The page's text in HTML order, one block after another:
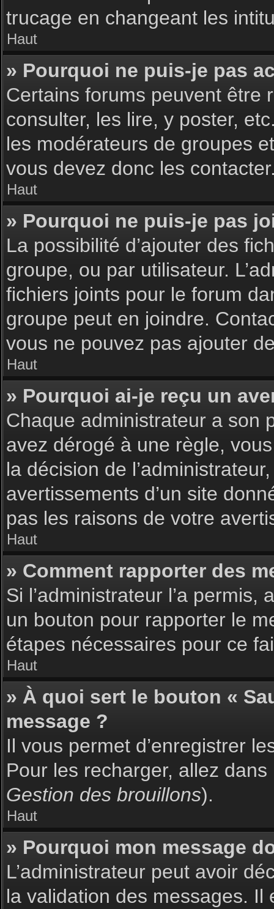
trucage en changeant les
Haut
» Pourquoi ne puis-je pas
Certains forums peuvent être
consulter, les lire, y poster,
les modérateurs de groupes
vous devez donc les
Haut
» Pourquoi ne puis-je pas
La possibilité d’ajouter des
groupe, ou par utilisateur.
fichiers joints pour le forum
groupe peut en joindre.
vous ne pouvez pas ajouter
Haut
» Pourquoi ai-je reçu un
Chaque administrateur a son
avez dérogé à une règle,
la décision de
avertissements d’un site
pas les raisons de votre
Haut
» Comment rapporter des
Si l’administrateur l’a
un bouton pour rapporter le
étapes nécessaires pour ce
Haut
» À quoi sert le bouton «
message ?
Il vous permet d’enregistrer
Pour les recharger, allez
Gestion des brouillons).
Haut
» Pourquoi mon message
L’administrateur peut avoir
la validation des messages. Il